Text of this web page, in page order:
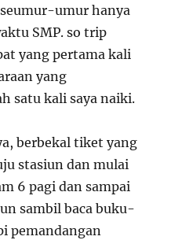
umur hanya
SMP. so trip
yang pertama kali
yang
satu kali saya naiki.
berbekal tiket yang
stasiun dan mulai
6 pagi dan sampai
sambil baca buku-
pemandangan